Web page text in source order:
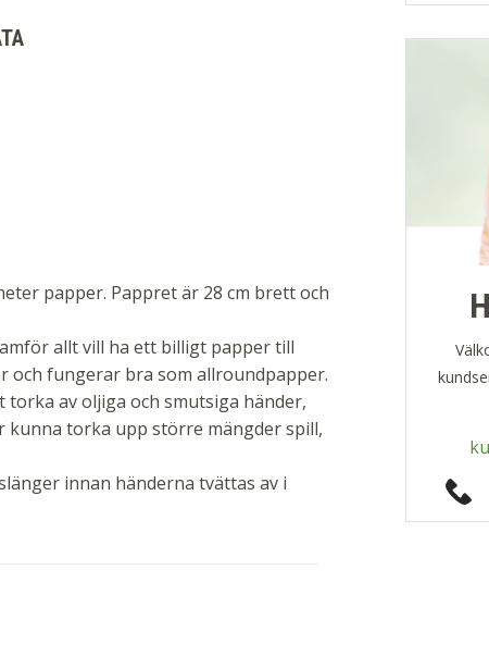
papper. Pappret är 28 cm brett och
allt vill ha ett billigt papper till
och fungerar bra som allroundpapper.
av oljiga och smutsiga händer,
kunna torka upp större mängder spill,
innan händerna tvättas av i